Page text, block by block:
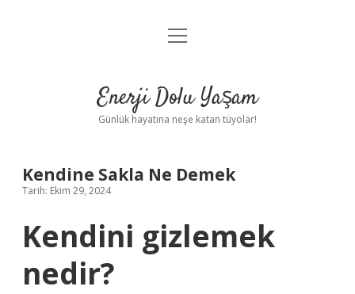
Anasayfa
Yasal Uyarı
menüyü
Enerji Dolu Yaşam
Günlük hayatına neşe katan tüyolar!
Kendine Sakla Ne Demek
Tarih: Ekim 29, 2024
Kendini gizlemek
nedir?